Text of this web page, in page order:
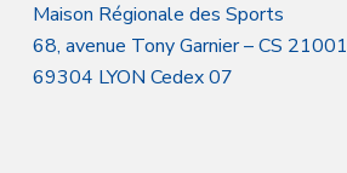
Maison Régionale des Sports
68, avenue Tony Garnier – CS 21001
69304 LYON Cedex 07